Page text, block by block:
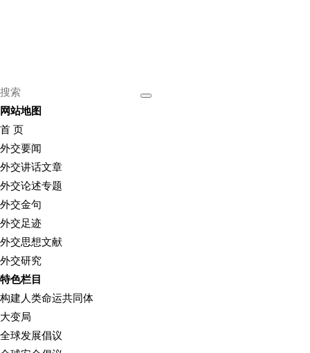
网站地图
首 页
外交要闻
外交讲话文章
外交论述专题
外交金句
外交足迹
外交思想文献
外交研究
特色栏目
构建人类命运共同体
大变局
全球发展倡议